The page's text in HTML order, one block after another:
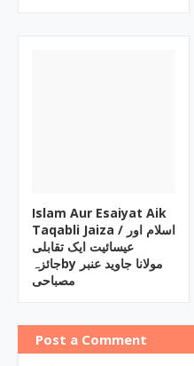
Islam Aur Esaiyat Aik
Taqabli Jaiza / اسلام اور
عیسائیت ایک تقابلی
جائزہby مولانا جاوید عنبر
مصباحی
Post a Comment